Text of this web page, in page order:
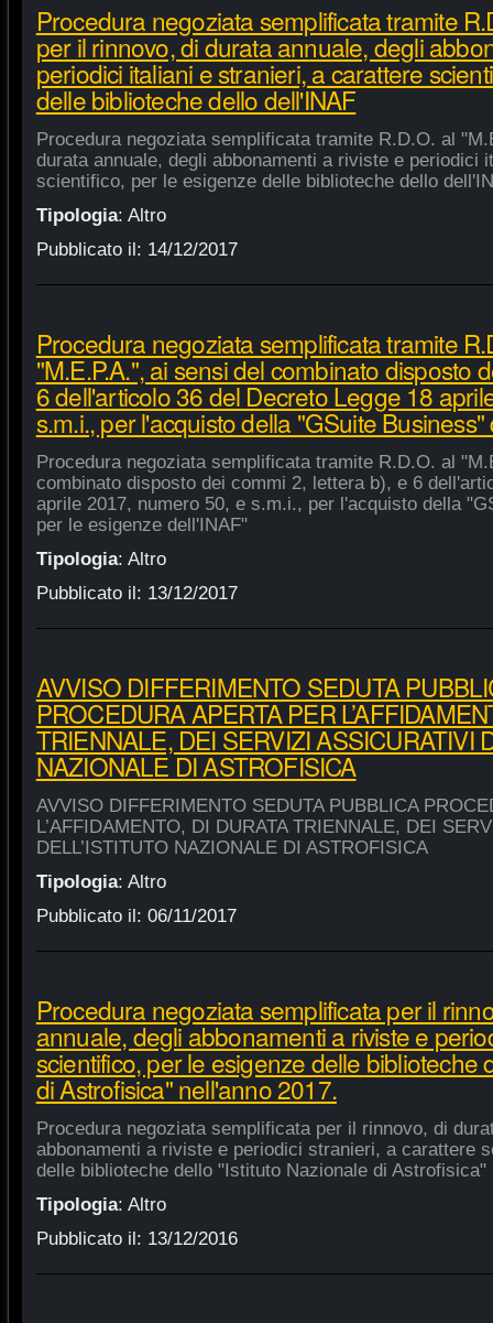
Procedura negoziata semplificata tramite
per il rinnovo, di durata annuale, degli
periodici italiani e stranieri, a carattere
delle biblioteche dello dell'INAF
Procedura negoziata semplificata tramite R.D.O. al
durata annuale, degli abbonamenti a riviste e periodici
scientifico, per le esigenze delle biblioteche dello
Tipologia: Altro
Pubblicato il: 14/12/2017
Procedura negoziata semplificata tramite
"M.E.P.A.", ai sensi del combinato disposto
6 dell'articolo 36 del Decreto Legge 18
s.m.i., per l'acquisto della "GSuite
Procedura negoziata semplificata tramite R.D.O. al
combinato disposto dei commi 2, lettera b), e 6
aprile 2017, numero 50, e s.m.i., per l'acquisto della
per le esigenze dell'INAF"
Tipologia: Altro
Pubblicato il: 13/12/2017
AVVISO DIFFERIMENTO SEDUTA
PROCEDURA APERTA PER
TRIENNALE, DEI SERVIZI ASSICURATIVI
NAZIONALE DI ASTROFISICA
AVVISO DIFFERIMENTO SEDUTA PUBBLICA
L’AFFIDAMENTO, DI DURATA TRIENNALE, DEI
DELL’ISTITUTO NAZIONALE DI ASTROFISICA
Tipologia: Altro
Pubblicato il: 06/11/2017
Procedura negoziata semplificata per il
annuale, degli abbonamenti a riviste e
scientifico, per le esigenze delle biblioteche
di Astrofisica" nell'anno 2017.
Procedura negoziata semplificata per il rinnovo, di
abbonamenti a riviste e periodici stranieri, a carattere
delle biblioteche dello "Istituto Nazionale di Astrofisica"
Tipologia: Altro
Pubblicato il: 13/12/2016